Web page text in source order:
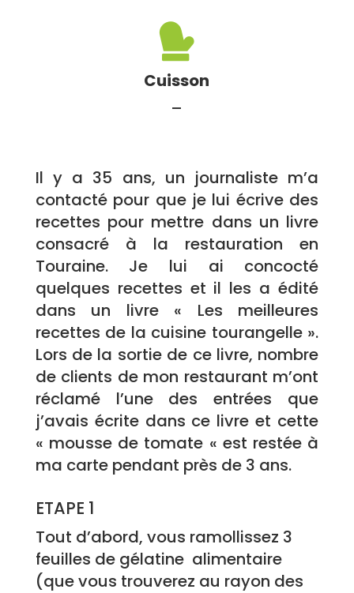

Cuisson
–
Il y a 35 ans, un journaliste m’a
contacté pour que je lui écrive des
recettes pour mettre dans un livre
consacré à la restauration en
Touraine. Je lui ai concocté
quelques recettes et il les a édité
dans un livre « Les meilleures
recettes de la cuisine tourangelle ».
Lors de la sortie de ce livre, nombre
de clients de mon restaurant m’ont
réclamé l’une des entrées que
j’avais écrite dans ce livre et cette
« mousse de tomate « est restée à
ma carte pendant près de 3 ans.
ETAPE 1
Tout d’abord, vous ramollissez 3
feuilles de gélatine alimentaire
(que vous trouverez au rayon des